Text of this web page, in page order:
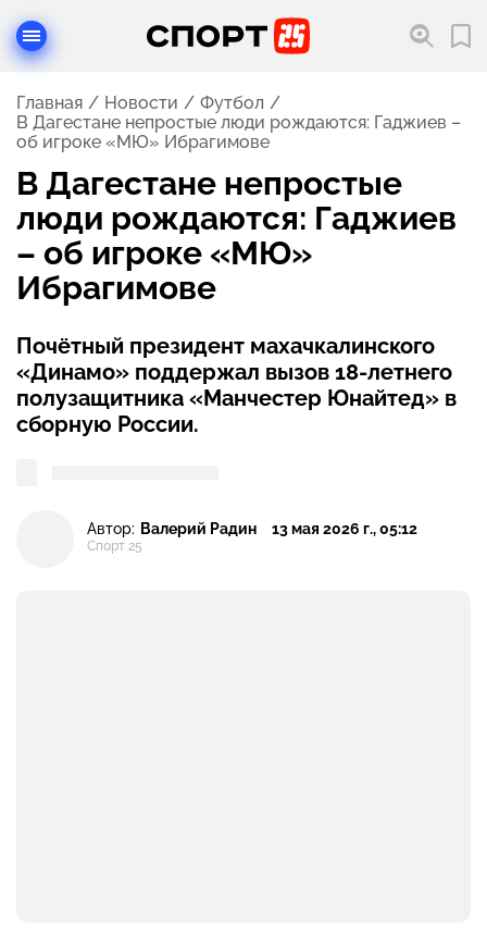
Главная Новости
Футбол
В Дагестане непростые люди рождаются: Гаджиев –
об игроке «МЮ» Ибрагимове
В Дагестане непростые
люди рождаются: Гаджиев
– об игроке «МЮ»
Ибрагимове
Почётный президент махачкалинского
«Динамо» поддержал вызов 18-летнего
полузащитника «Манчестер Юнайтед» в
сборную России.
Автор: Валерий Радин
Спорт 25
13 мая 2026 г., 05:12